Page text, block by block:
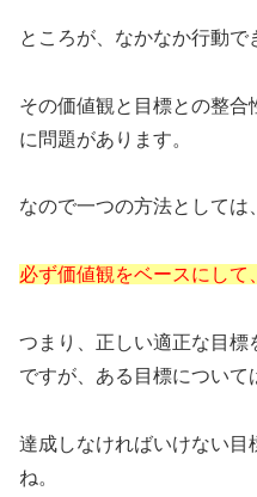
ところが、なかなか行動で
その価値観と目標との整合
に問題があります。
なので一つの方法としては、
必ず価値観をベースにして
つまり、正しい適正な目標
ですが、ある目標について
達成しなければいけない目
ね。